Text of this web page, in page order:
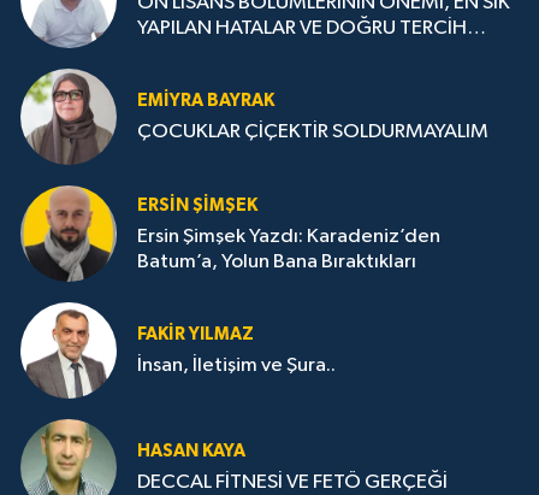
YAPILAN HATALAR VE DOĞRU TERCİH
EMIYRA BAYRAK
ÇOCUKLAR ÇİÇEKTİR SOLDURMAYALIM
ERSIN ŞIMŞEK
Ersin Şimşek Yazdı: Karadeniz’den
Batum’a, Yolun Bana Bıraktıkları
FAKIR YILMAZ
İnsan, İletişim ve Şura..
HASAN KAYA
DECCAL FİTNESİ VE FETÖ GERÇEĞİ